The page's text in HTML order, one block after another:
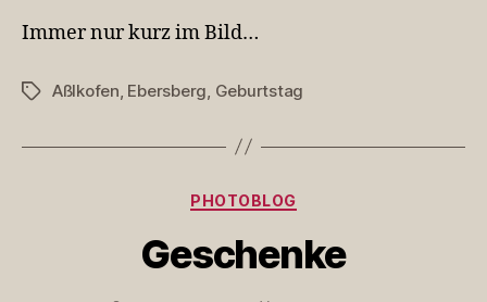
Immer nur kurz im Bild…
Schlagwörter
Aßlkofen Ebersberg Geburtstag
Kategorien
PHOTOBLOG
Geschenke